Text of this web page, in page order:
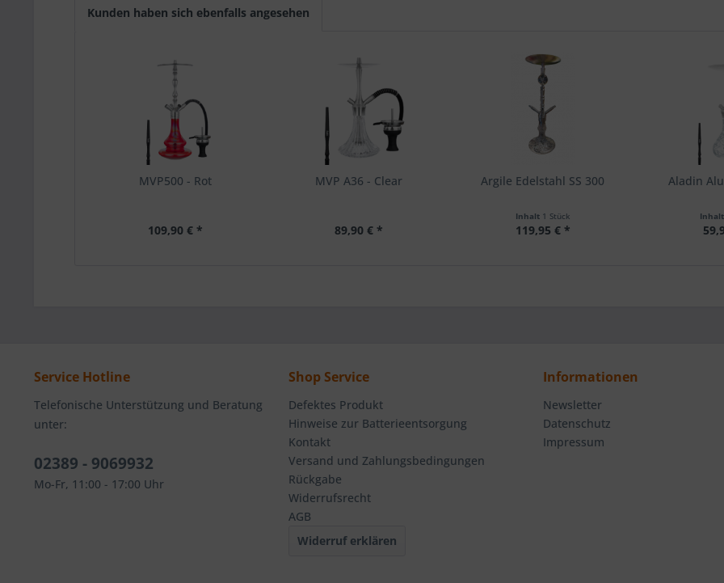
Kunden haben sich ebenfalls angesehen
MVP500 - Rot
109,90 € *
MVP A36 - Clear
89,90 € *
Argile Edelstahl SS 300
Inhalt 1 Stück
119,95 € *
Aladin
Inhalt
Service Hotline
Telefonische Unterstützung und Beratung
unter:
02389 - 9069932
Mo-Fr, 11:00 - 17:00 Uhr
Shop Service
Defektes Produkt
Hinweise zur Batterieentsorgung
Kontakt
Versand und Zahlungsbedingungen
Rückgabe
Widerrufsrecht
AGB
Widerruf erklären
Informationen
Newsletter
Datenschutz
Impressum